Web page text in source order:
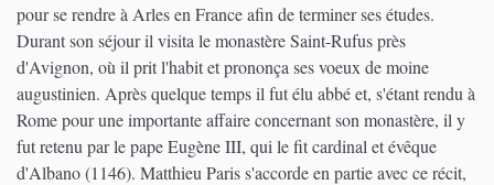
pour se rendre à Arles en France afin de terminer ses études.
Durant son séjour il visita le monastère Saint-Rufus près
d'Avignon, où il prit l'habit et prononça ses voeux de moine
augustinien. Après quelque temps il fut élu abbé et, s'étant rendu à
Rome pour une importante affaire concernant son monastère, il y
fut retenu par le pape Eugène III, qui le fit cardinal et évêque
d'Albano (1146). Matthieu Paris s'accorde en partie avec ce récit,